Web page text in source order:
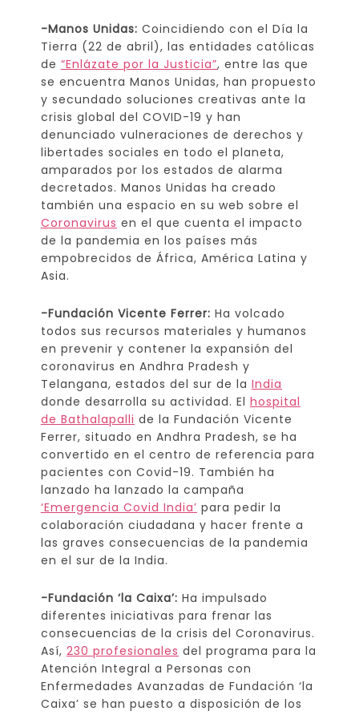
-Manos Unidas: Coincidiendo con el Día la
Tierra (22 de abril), las entidades católicas
de “Enlázate por la Justicia”, entre las que
se encuentra Manos Unidas, han propuesto
y secundado soluciones creativas ante la
crisis global del COVID-19 y han
denunciado vulneraciones de derechos y
libertades sociales en todo el planeta,
amparados por los estados de alarma
decretados. Manos Unidas ha creado
también una espacio en su web sobre el
Coronavirus en el que cuenta el impacto
de la pandemia en los países más
empobrecidos de África, América Latina y
Asia.
-Fundación Vicente Ferrer: Ha volcado
todos sus recursos materiales y humanos
en prevenir y contener la expansión del
coronavirus en Andhra Pradesh y
Telangana, estados del sur de la India
donde desarrolla su actividad. El hospital
de Bathalapalli de la Fundación Vicente
Ferrer, situado en Andhra Pradesh, se ha
convertido en el centro de referencia para
pacientes con Covid-19. También ha
lanzado ha lanzado la campaña
‘Emergencia Covid India’ para pedir la
colaboración ciudadana y hacer frente a
las graves consecuencias de la pandemia
en el sur de la India.
-Fundación ‘la Caixa’: Ha impulsado
diferentes iniciativas para frenar las
consecuencias de la crisis del Coronavirus.
Así, 230 profesionales del programa para la
Atención Integral a Personas con
Enfermedades Avanzadas de Fundación ‘la
Caixa’ se han puesto a disposición de los